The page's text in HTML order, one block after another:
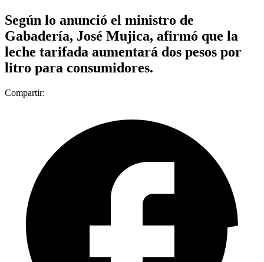
Según lo anunció el ministro de
Gabadería, José Mujica, afirmó que la
leche tarifada aumentará dos pesos por
litro para consumidores.
Compartir: